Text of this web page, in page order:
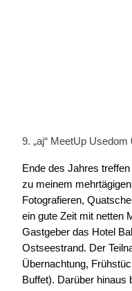
9. „aj“ MeetUp
Ende des Jahres
zu meinem
Fotografieren,
ein gute Zeit mit netten
Gastgeber das Hotel
Ostseestrand. Der
Übernachtung,
Buffet). Darüber hinaus